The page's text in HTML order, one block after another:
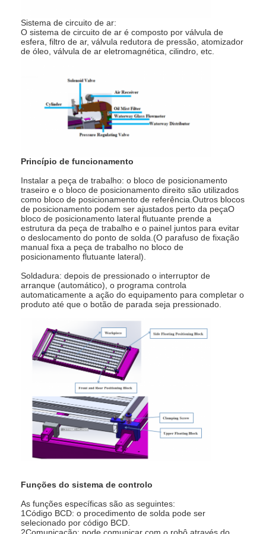
Sistema de circuito de ar:
O sistema de circuito de ar é composto por válvula de
esfera, filtro de ar, válvula redutora de pressão, atomizador
de óleo, válvula de ar eletromagnética, cilindro, etc.
Princípio de funcionamento
Instalar a peça de trabalho: o bloco de posicionamento
traseiro e o bloco de posicionamento direito são utilizados
como bloco de posicionamento de referência.Outros blocos
de posicionamento podem ser ajustados perto da peçaO
bloco de posicionamento lateral flutuante prende a
estrutura da peça de trabalho e o painel juntos para evitar
o deslocamento do ponto de solda.(O parafuso de fixação
manual fixa a peça de trabalho no bloco de
posicionamento flutuante lateral).
Soldadura: depois de pressionado o interruptor de
arranque (automático), o programa controla
automaticamente a ação do equipamento para completar o
produto até que o botão de parada seja pressionado.
Funções do sistema de controlo
As funções específicas são as seguintes:
1Código BCD: o procedimento de solda pode ser
selecionado por código BCD.
2Comunicação: pode comunicar com o robô através do